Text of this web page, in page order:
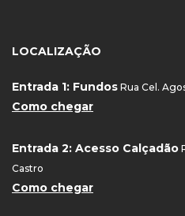
LOCALIZAÇÃO
Entrada 1: Fundos Rua Cel.
Como chegar
Entrada 2: Acesso Calçadão
Castro
Como chegar